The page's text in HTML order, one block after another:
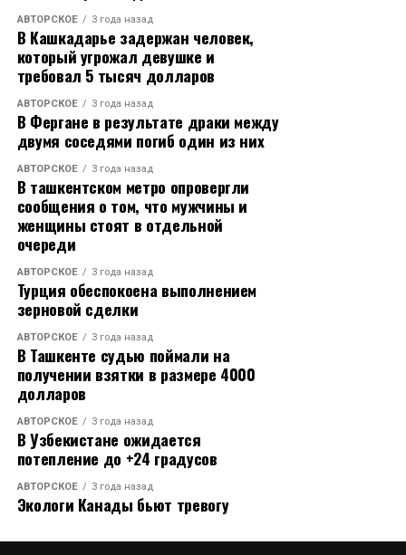
АВТОРСКОЕ 3 года назад
В Кашкадарье задержан человек,
который угрожал девушке и
требовал 5 тысяч долларов
АВТОРСКОЕ 3 года назад
В Фергане в результате драки между
двумя соседями погиб один из них
АВТОРСКОЕ 3 года назад
В ташкентском метро опровергли
сообщения о том, что мужчины и
женщины стоят в отдельной
очереди
АВТОРСКОЕ 3 года назад
Турция обеспокоена выполнением
зерновой сделки
АВТОРСКОЕ 3 года назад
В Ташкенте судью поймали на
получении взятки в размере 4000
долларов
АВТОРСКОЕ 3 года назад
В Узбекистане ожидается
потепление до +24 градусов
АВТОРСКОЕ 3 года назад
Экологи Канады бьют тревогу